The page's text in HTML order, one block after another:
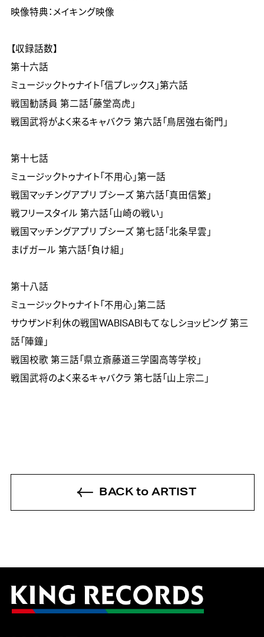
映像特典：メイキング映像
【収録話数】
第十六話
ミュージックトゥナイト「信プレックス」第六話
戦国勧誘員 第二話「藤堂高虎」
戦国武将がよく来るキャバクラ 第六話「鳥居強右衛門」
第十七話
ミュージックトゥナイト「不用心」第一話
戦国マッチングアプリ ブシーズ 第六話「真田信繁」
戦フリースタイル 第六話「山崎の戦い」
戦国マッチングアプリ ブシーズ 第七話「北条早雲」
まげガール 第六話「負け組」
第十八話
ミュージックトゥナイト「不用心」第二話
サウザンド利休の戦国WABISABIもてなしショッピング 第三
話「陣鐘」
戦国校歌 第三話「県立斎藤道三学園高等学校」
戦国武将のよく来るキャバクラ 第七話「山上宗二」
BACK to ARTIST